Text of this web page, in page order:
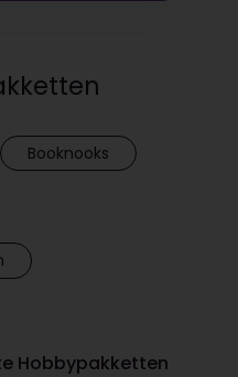
Booknooks
Hobbypakketten